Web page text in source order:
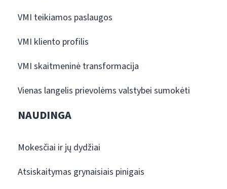
VMI teikiamos paslaugos
VMI kliento profilis
VMI skaitmeninė transformacija
Vienas langelis prievolėms valstybei sumokėti
NAUDINGA
Mokesčiai ir jų dydžiai
Atsiskaitymas grynaisiais pinigais